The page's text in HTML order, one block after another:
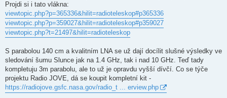
e
k
Projdi si i tato vlákna:
viewtopic.php?p=365336&hilit=radioteleskop#p365336
viewtopic.php?p=359027&hilit=radioteleskop#p359027
viewtopic.php?t=21497&hilit=radioteleskop
S parabolou 140 cm a kvalitním LNA se už dají docílit slušné výsledky ve
sledování šumu Slunce jak na 1.4 GHz, tak i nad 10 GHz. Teď tady
kompletuju 3m parabolu, ale to už je opravdu vyšší dívčí. Co se týče
projektu Radio JOVE, dá se koupit kompletní kit -
https://radiojove.gsfc.nasa.gov/radio_t ... erview.php